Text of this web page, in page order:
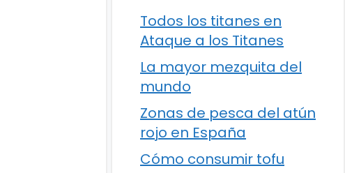
Todos los titanes en
Ataque a los Titanes
La mayor mezquita del
mundo
Zonas de pesca del atún
rojo en España
Cómo consumir tofu